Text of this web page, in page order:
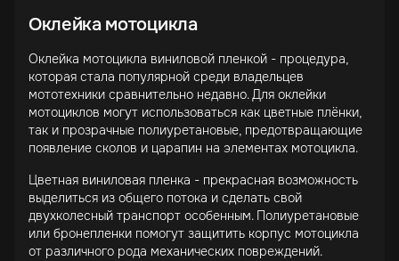
Оклейка мотоцикла
Оклейка мотоцикла виниловой пленкой - процедура,
которая стала популярной среди владельцев
мототехники сравнительно недавно. Для оклейки
мотоциклов могут использоваться как цветные плёнки,
так и прозрачные полиуретановые, предотвращающие
появление сколов и царапин на элементах мотоцикла.
Цветная виниловая пленка - прекрасная возможность
выделиться из общего потока и сделать свой
двухколесный транспорт особенным. Полиуретановые
или бронепленки помогут защитить корпус мотоцикла
от различного рода механических повреждений.